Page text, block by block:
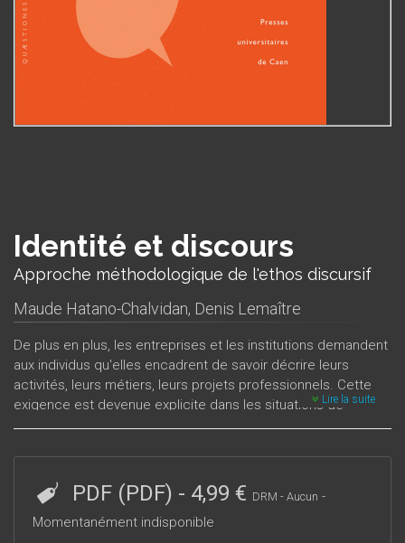
Identité et discours
Approche méthodologique de l'ethos discursif
Maude Hatano-Chalvidan, Denis Lemaître
De plus en plus, les entreprises et les institutions demandent
aux individus qu'elles encadrent de savoir décrire leurs
activités, leurs métiers, leurs projets professionnels. Cette
exigence est devenue explicite dans les situations de
recrutement, d'évaluation, de formation, ou encore dans le
Les chercheurs en sciences humaines et sociales prennent
aujourd’hui la mesure de ces phénomènes discursifs et sont
de plus en plus sensibles au fait que s’emparer du discours
Lire la suite
PDF (PDF) - 4,99 € DRM - Aucun -
Momentanément indisponible